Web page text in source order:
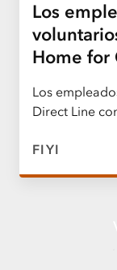
Los
Home for
Los
Direct Line
FIYI